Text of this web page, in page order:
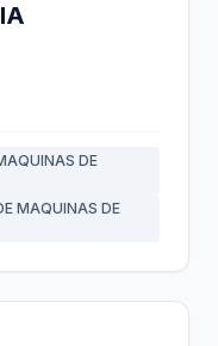
DE
MAQUINAS DE